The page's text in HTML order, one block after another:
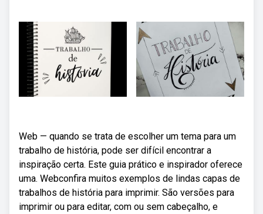
Web — quando se trata de escolher um tema para um
trabalho de história, pode ser difícil encontrar a
inspiração certa. Este guia prático e inspirador oferece
uma. Webconfira muitos exemplos de lindas capas de
trabalhos de história para imprimir. São versões para
imprimir ou para editar, com ou sem cabeçalho, e